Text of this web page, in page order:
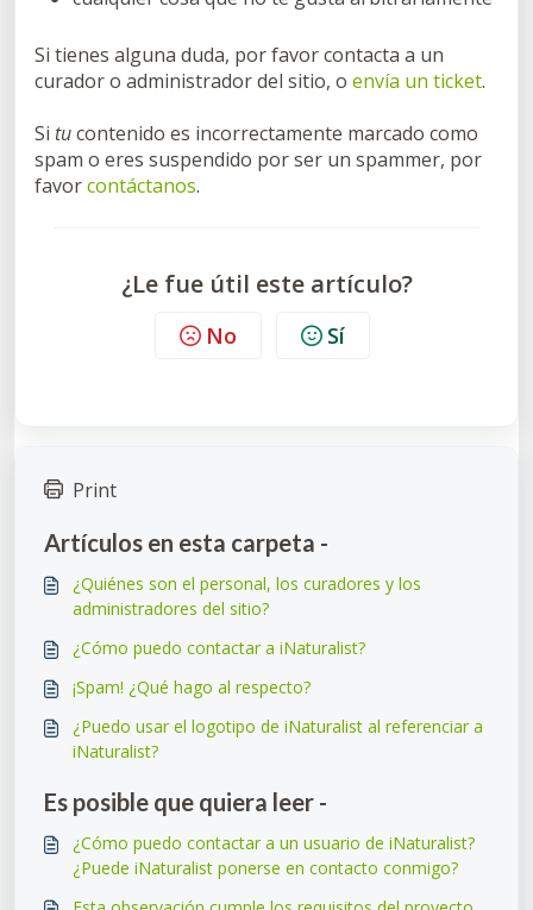
Si tienes alguna duda, por favor contacta a un
curador o administrador del sitio, o envía un ticket.
Si tucontenido es incorrectamente marcado como
spam o eres suspendido por ser un spammer, por
favorcontáctanos.
¿Le fue útil este artículo?
No Sí
Print
Artículos en esta carpeta -
¿Quiénes son el personal, los curadores y los
administradores del sitio?
¿Cómo puedo contactar a iNaturalist?
¡Spam! ¿Qué hago al respecto?
¿Puedo usar el logotipo de iNaturalist al referenciar a
iNaturalist?
Es posible que quiera leer -
¿Cómo puedo contactar a un usuario de iNaturalist?
¿Puede iNaturalist ponerse en contacto conmigo?